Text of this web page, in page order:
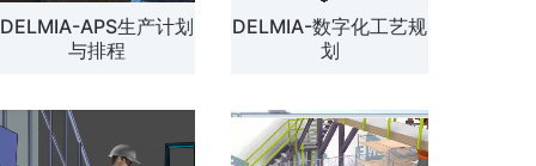
方案
DELMIA-APS生产计划
与排程
DELMIA-数字化工艺规
划